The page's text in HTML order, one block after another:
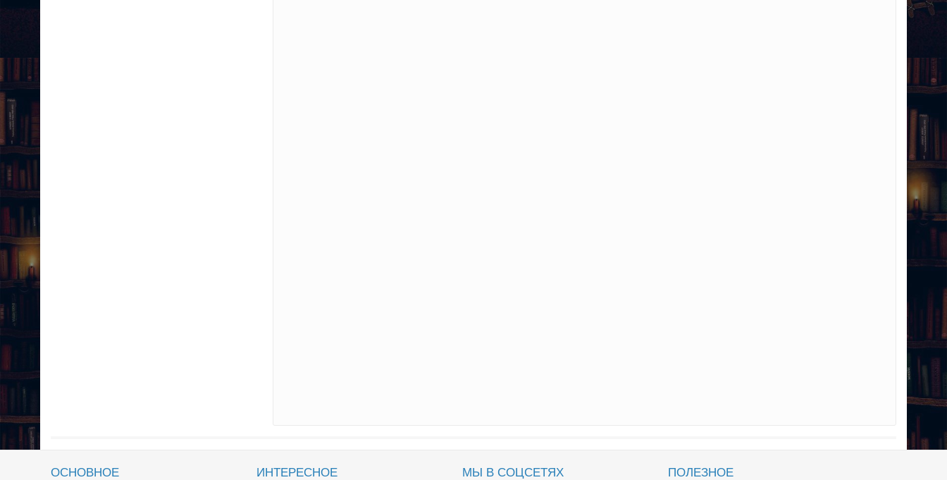
ОСНОВНОЕ ИНТЕРЕСНОЕ МЫ В СОЦСЕТЯХ ПОЛЕЗНОЕ